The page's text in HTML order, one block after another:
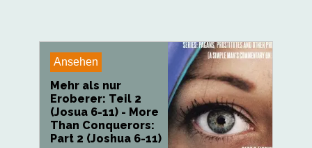
Ansehen
Mehr als nur
Eroberer: Teil 2
(Josua 6-11) - More
Than Conquerors:
Part 2 (Joshua 6-11)